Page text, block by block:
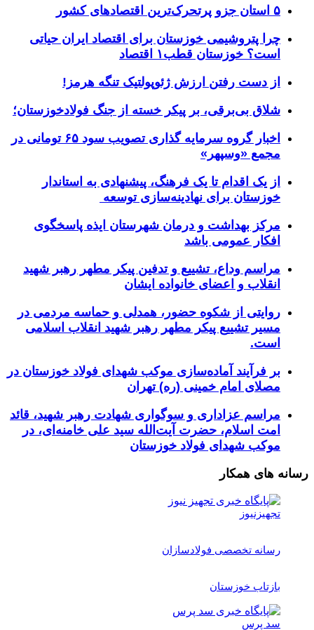
۵ استان جزو پرتحرک‌ترین اقتصاد‌های کشور
چرا پتروشیمی خوزستان برای اقتصاد ایران حیاتی
است؟ خوزستان قطب۱ اقتصاد
از دست رفتن ارزش ژئوپولتیک تنگه هرمز!
شلاق‌ بی‌برقی، بر پیکر خسته‌ از جنگ فولادخوزستان؛
اخبار گروه سرمایه گذاری تصویب سود ۶۵ تومانی در
مجمع «وسپهر»
از یک اقدام تا یک فرهنگ، پیشنهادی به استاندار
خوزستان برای نهادینه‌سازی توسعه
مرکز بهداشت و درمان شهرستان ایذه پاسخگوی
افکار عمومی باشد
مراسم وداع، تشییع و تدفین پیکر مطهر رهبر شهید
انقلاب و اعضای خانواده ایشان
روایتی از شکوه حضور، همدلی و حماسه مردمی در
مسیر تشییع پیکر مطهر رهبر شهید انقلاب اسلامی
است.
بر فرآیند آماده‌سازی موکب شهدای فولاد خوزستان در
مصلای امام خمینی (ره) تهران
مراسم عزاداری و سوگواری شهادت رهبر شهید، قائد
امت اسلام، حضرت آیت‌الله سید علی خامنه‌ای، در
موکب شهدای فولاد خوزستان
رسانه های همکار
تجهیزنیوز
رسانه تخصصی فولادسازان
بازتاب خوزستان
سد پرس